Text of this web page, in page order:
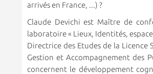
arrivés en France, ...) ?
Claude Devichi est Maître de
laboratoire « Lieux, Identités,
Directrice des Etudes de la Licence
Gestion et Accompagnement des
concernent le développement